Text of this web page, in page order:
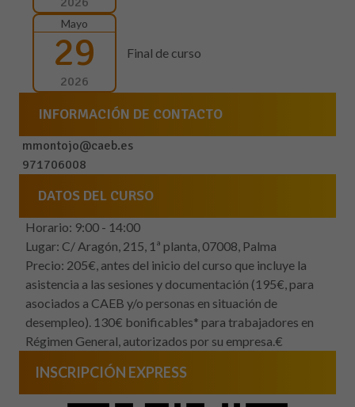
Mayo
29
2026
Final de curso
INFORMACIÓN DE CONTACTO
mmontojo@caeb.es
971706008
DATOS DEL CURSO
Horario: 9:00 - 14:00
Lugar: C/ Aragón, 215, 1ª planta, 07008, Palma
Precio: 205€, antes del inicio del curso que incluye la
asistencia a las sesiones y documentación (195€, para
asociados a CAEB y/o personas en situación de
desempleo). 130€ bonificables* para trabajadores en
Régimen General, autorizados por su empresa.€
INSCRIPCIÓN EXPRESS